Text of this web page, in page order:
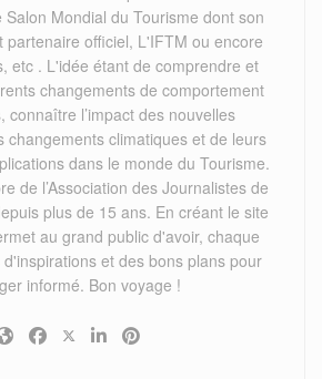
Mondial du Tourisme dont son
partenaire officiel, L'IFTM ou encore
etc . L'idée étant de comprendre et
changements de comportement
connaître l’impact des nouvelles
changements climatiques et de leurs
dans le monde du Tourisme.
de l’Association des Journalistes de
plus de 15 ans. En créant le site
au grand public d'avoir, chaque
et des bons plans pour
informé. Bon voyage !